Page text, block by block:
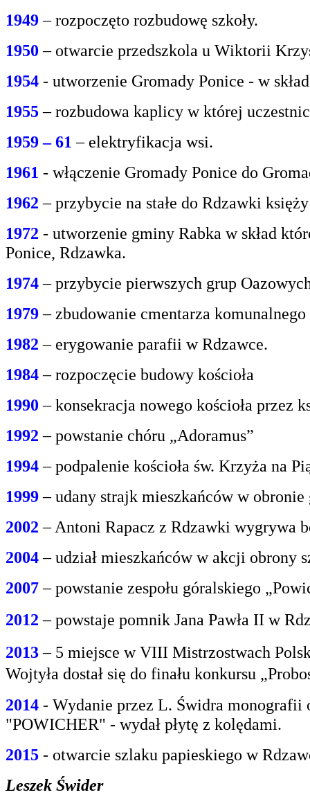
1949 – rozpoczęto rozbudowę szkoły.
1950 – otwarcie przedszkola u Wiktorii
1954 - utworzenie Gromady Ponice - w
1955 – rozbudowa kaplicy w której
1959 – 61 – elektryfikacja wsi.
1961 - włączenie Gromady Ponice do
1962 – przybycie na stałe do Rdzawki
1972 - utworzenie gminy Rabka w skład
Ponice, Rdzawka.
1974 – przybycie pierwszych grup
1979– zbudowanie cmentarza
1982 – erygowanie parafii w Rdzawce.
1984– rozpoczęcie budowy kościoła
1990 – konsekracja nowego kościoła przez
1992 – powstanie chóru „Adoramus”
1994– podpalenie kościoła św. Krzyża na
1999– udany strajk mieszkańców w
2002 – Antoni Rapacz z Rdzawki wygrywa
2004– udział mieszkańców w akcji obrony
2007– powstanie zespołu góralskiego
2012 – powstaje pomnik Jana Pawła II w
2013– 5 miejsce w VIII Mistrzostwach
Wojtyła dostał się do finału konkursu
2014 - Wydanie przez L. Świdra monografii
"POWICHER" - wydał płytę z kolędami.
2015 - otwarcie szlaku papieskiego w
Leszek Świder